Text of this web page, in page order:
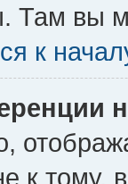
Там вы
к
к тому,